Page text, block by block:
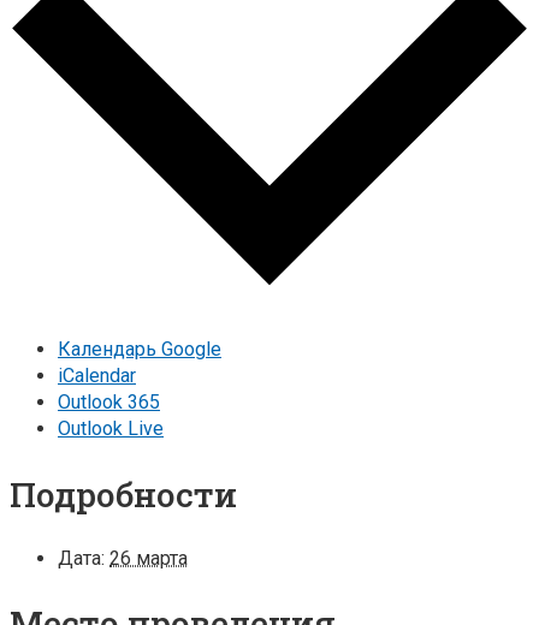
Календарь Google
iCalendar
Outlook 365
Outlook Live
Подробности
Дата: 26 марта